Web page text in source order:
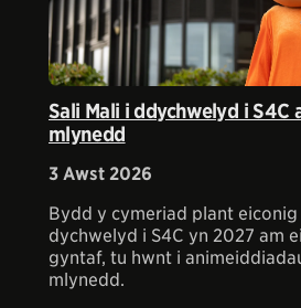
Sali Mali i ddychwelyd i S4C
mlynedd
3 Awst 2026
Bydd y cymeriad plant eiconig
dychwelyd i S4C yn 2027 am
gyntaf, tu hwnt i
mlynedd.